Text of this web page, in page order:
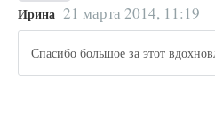
Ирина 21 марта 2014, 11:19
Спасибо большое за этот